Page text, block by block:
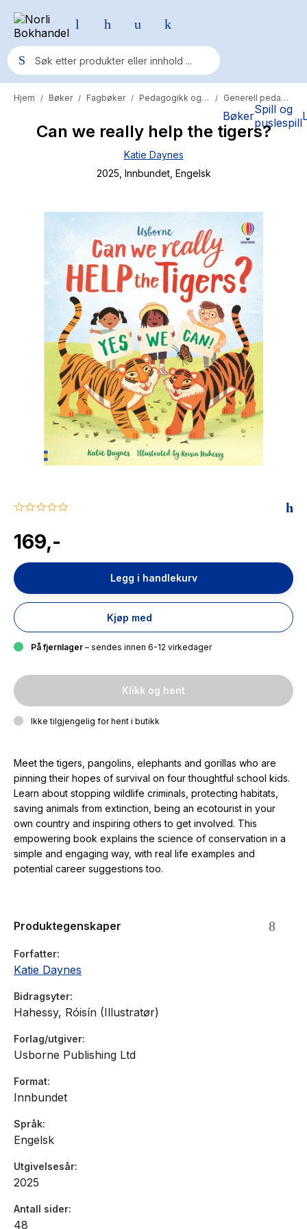
BøkerSpill og
puslespill
Populære søk
Pokemon
Fury Bound - Sable Sorensen
Hypopressiv trening
The Housemaid
Hjem / Bøker / Fagbøker / Pedagogikk og psykologi / Generell pedagogikk
Can we really help the tigers?
Katie Daynes
2025 , Innbundet, Engelsk
0.0
rating
169,-
Legg i handlekurv
Kjøp med
På fjernlager – sendes innen 6-12 virkedager
Klikk og hent
Ikke tilgjengelig for hent i butikk
Meet the tigers, pangolins, elephants and gorillas who are
pinning their hopes of survival on four thoughtful school kids.
Learn about stopping wildlife criminals, protecting habitats,
saving animals from extinction, being an ecotourist in your
own country and inspiring others to get involved. This
empowering book explains the science of conservation in a
simple and engaging way, with real life examples and
potential career suggestions too.
Produktegenskaper
Forfatter
Katie Daynes
Bidragsyter
Hahessy, Róisín (Illustratør)
Forlag/utgiver
Usborne Publishing Ltd
Format
Innbundet
Språk
Engelsk
Utgivelsesår
2025
Antall sider
48